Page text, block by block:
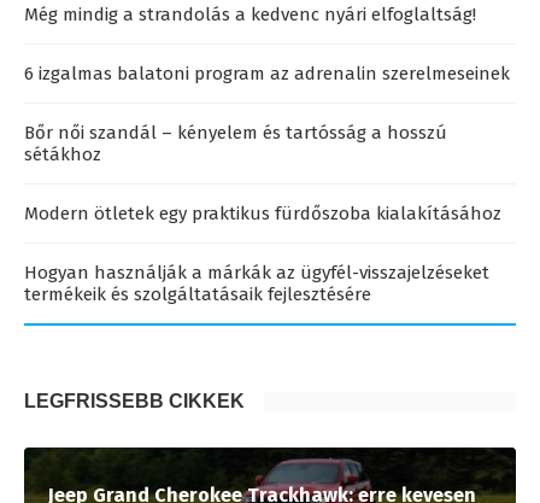
Még mindig a strandolás a kedvenc nyári elfoglaltság!
6 izgalmas balatoni program az adrenalin szerelmeseinek
Bőr női szandál – kényelem és tartósság a hosszú
sétákhoz
Modern ötletek egy praktikus fürdőszoba kialakításához
Hogyan használják a márkák az ügyfél-visszajelzéseket
termékeik és szolgáltatásaik fejlesztésére
LEGFRISSEBB CIKKEK
Jeep Grand Cherokee Trackhawk: erre kevesen